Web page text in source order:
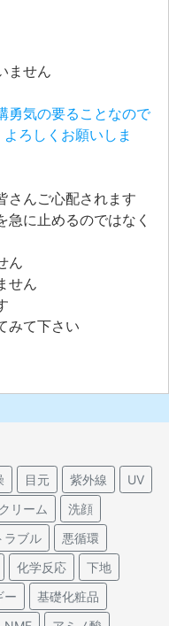
ません
気の要ることなので
くお願いしま
さんご心配されます
急に止めるのではなく
ん
せん
みて下さい
目元 紫外線
UV
クリーム
洗顔
ラブル
悪循環
化学反応
下地
ー
基礎化粧品